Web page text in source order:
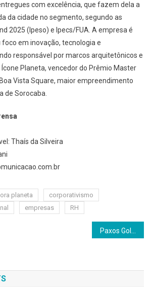
com excelência, que fazem dela a
da cidade no segmento, segundo as
2025 (Ipeso) e Ipecs/FUA. A empresa é
em inovação, tecnologia e
responsável por marcos arquitetônicos e
Planeta, vencedor do Prêmio Master
Vista Square, maior empreendimento
de Sorocaba.
Thaís da Silveira
planeta
corporativismo
empresas RH